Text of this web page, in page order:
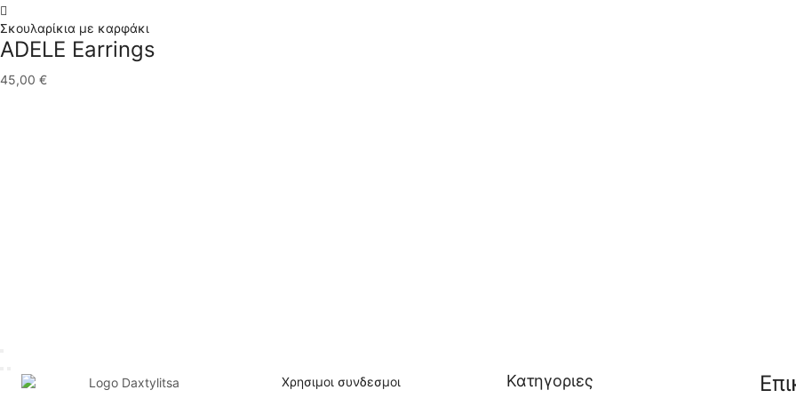
Σκουλαρίκια με καρφάκι
ADELE Earrings
45,00 €
Χρησιμοι συνδεσμοι Κατηγοριες